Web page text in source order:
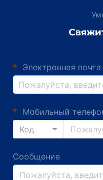
Электронная почта
Мобильный
Код
Сообщение